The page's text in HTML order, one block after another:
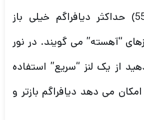
55mm f/3.5-5.6) حداکثر دیافراگم خیلی باز
“آهسته” می گویند. در نور
از یک لنز “سریع” استفاده
می دهد دیافراگم بازتر و